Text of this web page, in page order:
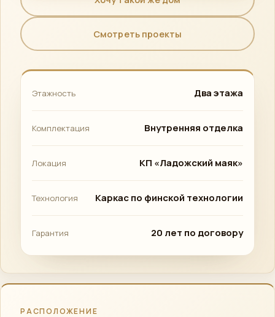
Смотреть проекты
Этажность Два этажа
Комплектация Внутренняя отделка
Локация КП «Ладожский маяк»
Технология Каркас по финской технологии
Гарантия 20 лет по договору
РАСПОЛОЖЕНИЕ